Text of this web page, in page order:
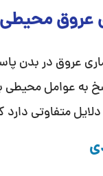
عروق
عروق در بدن
به عوامل محیطی
متفاوتی دارد